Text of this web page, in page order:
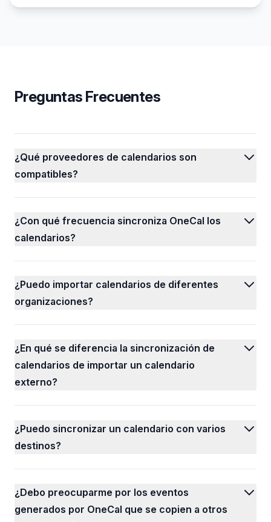
Preguntas Frecuentes
¿Qué proveedores de calendarios son
compatibles?
¿Con qué frecuencia sincroniza OneCal los
calendarios?
¿Puedo importar calendarios de diferentes
organizaciones?
¿En qué se diferencia la sincronización de
calendarios de importar un calendario
externo?
¿Puedo sincronizar un calendario con varios
destinos?
¿Debo preocuparme por los eventos
generados por OneCal que se copien a otros